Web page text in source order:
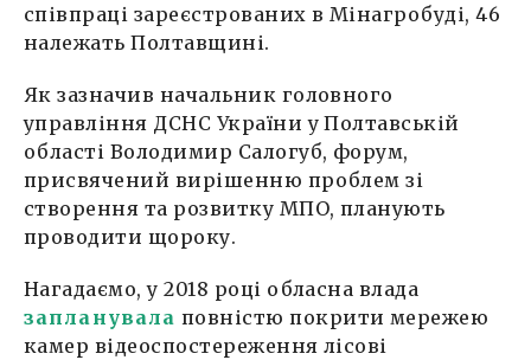
співпраці зареєстрованих в Мінагробуді, 46
належать Полтавщині.
Як зазначив начальник головного
управління ДСНС України у Полтавській
області Володимир Салогуб, форум,
присвячений вирішенню проблем зі
створення та розвитку МПО, планують
проводити щороку.
Нагадаємо, у 2018 році обласна влада
запланувала повністю покрити мережею
камер відеоспостереження лісові